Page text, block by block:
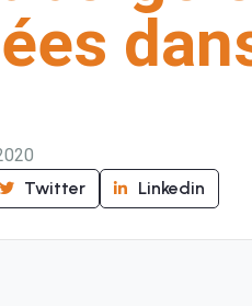
Twitter Linkedin